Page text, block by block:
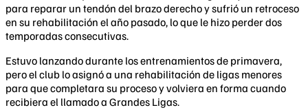
para reparar un tendón del brazo derecho y sufrió un retroceso
en su rehabilitación el año pasado, lo que le hizo perder dos
temporadas consecutivas.
Estuvo lanzando durante los entrenamientos de primavera,
pero el club lo asignó a una rehabilitación de ligas menores
para que completara su proceso y volviera en forma cuando
recibiera el llamado a Grandes Ligas.